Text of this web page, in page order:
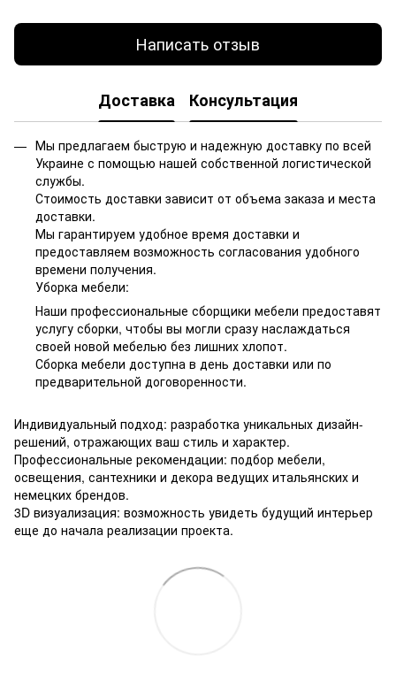
Написать отзыв
Доставка Консультация
Мы предлагаем быструю и надежную доставку по всей
Украине с помощью нашей собственной логистической
службы.
Стоимость доставки зависит от объема заказа и места
доставки.
Мы гарантируем удобное время доставки и
предоставляем возможность согласования удобного
времени получения.
Уборка мебели:
Наши профессиональные сборщики мебели предоставят
услугу сборки, чтобы вы могли сразу наслаждаться
своей новой мебелью без лишних хлопот.
Сборка мебели доступна в день доставки или по
предварительной договоренности.
Индивидуальный подход: разработка уникальных дизайн-
решений, отражающих ваш стиль и характер.
Профессиональные рекомендации: подбор мебели,
освещения, сантехники и декора ведущих итальянских и
немецких брендов.
3D визуализация: возможность увидеть будущий интерьер
еще до начала реализации проекта.